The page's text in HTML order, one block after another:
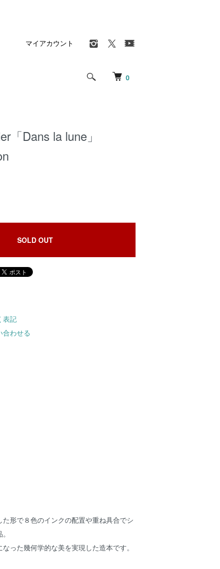
0
マイアカウント
「Dans la lune」
SOLD OUT
表記
合わせる
た形で８色のインクの配置や重ね具合でシ
った幾何学的な美を実現した造本です。